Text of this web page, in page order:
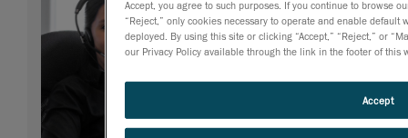
Accept, you agree to such purposes. If you continue to browse
“Reject,” only cookies necessary to operate and enable
deployed. By using this site or clicking “Accept,” “Reject,” or
our Privacy Policy available through the link in the footer of this
Accept